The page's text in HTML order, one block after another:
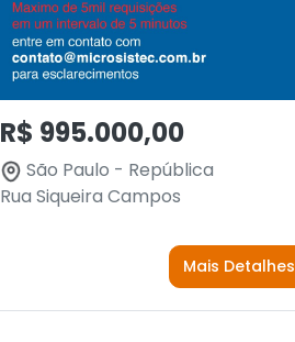
R$ 995.000,00
São Paulo - República
Rua Siqueira Campos
Mais Detalhes